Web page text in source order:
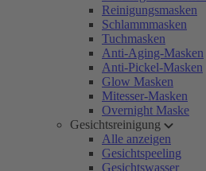
Reinigungsmasken
Schlammmasken
Tuchmasken
Anti-Aging-Masken
Anti-Pickel-Masken
Glow Masken
Mitesser-Masken
Overnight Maske
Gesichtsreinigung
Alle anzeigen
Gesichtspeeling
Gesichtswasser